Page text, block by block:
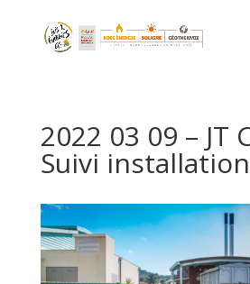
2022 03 09 – JT
Suivi